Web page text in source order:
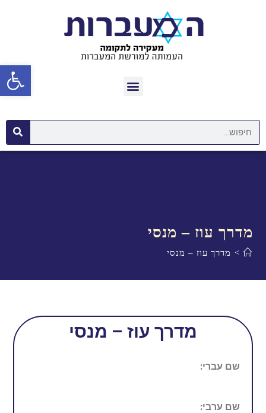
מדרך עוז – מנסי
> מדרך עוז – מנסי
מדרך עוז – מנסי
שם עברי:
שם ערבי:
פתח סרגל נגישות